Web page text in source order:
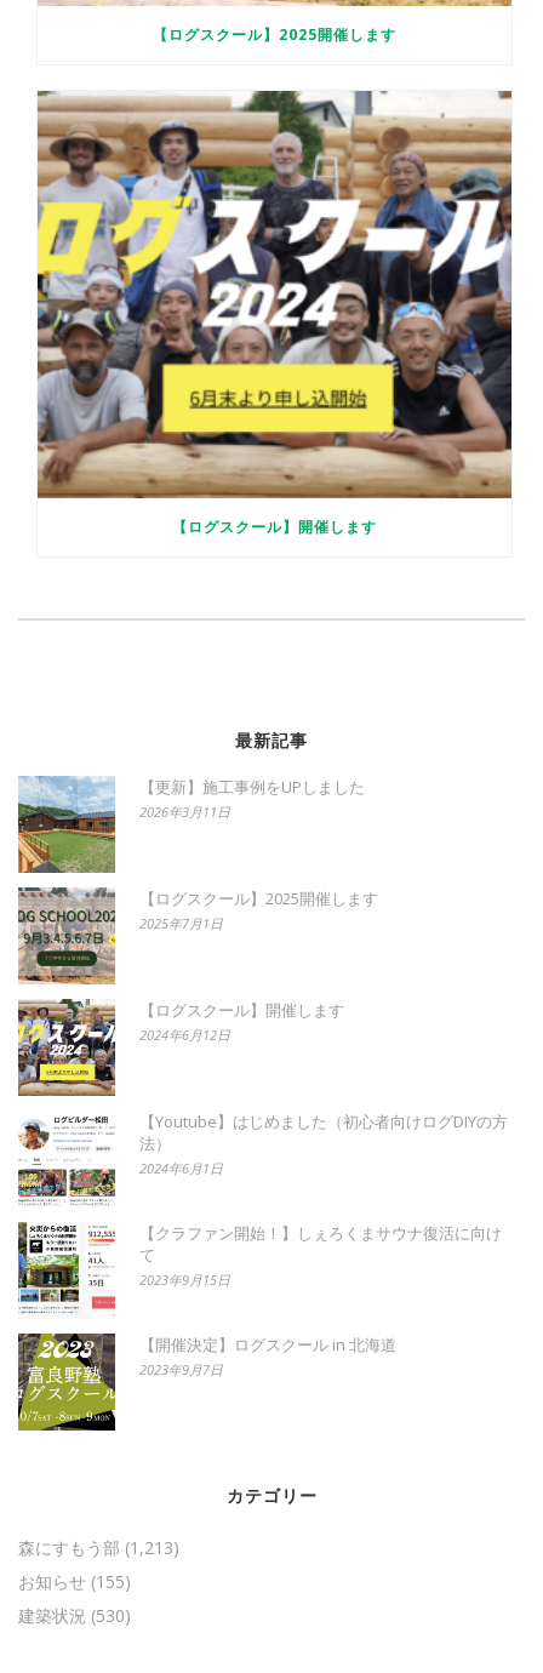
【ログスクール】2025開催します
【ログスクール】開催します
最新記事
【更新】施工事例をUPしました
2026年3月11日
【ログスクール】2025開催します
2025年7月1日
【ログスクール】開催します
2024年6月12日
【Youtube】はじめました（初心者向けログDIYの方
法）
2024年6月1日
【クラファン開始！】しぇろくまサウナ復活に向け
て
2023年9月15日
【開催決定】ログスクール in 北海道
2023年9月7日
カテゴリー
森にすもう部 (1,213)
お知らせ (155)
建築状況 (530)